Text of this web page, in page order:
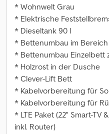
* Wohnwelt Grau
* Elektrische
* Dieseltank 90 l
* Bettenumbau im
* Bettenumbau Einzelbett
* Holzrost in der Dusche
* Clever-Lift Bett
* Kabelvorbereitung für
* Kabelvorbereitung für
* LTE Paket (22" Smart-TV
inkl. Router)